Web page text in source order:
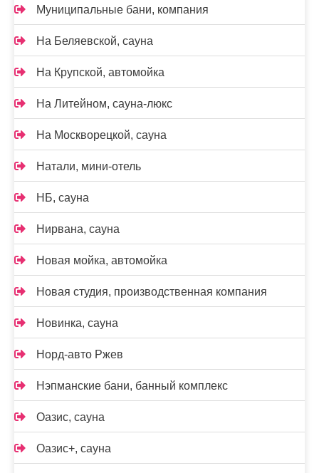
Муниципальные бани, компания
На Беляевской, сауна
На Крупской, автомойка
На Литейном, сауна-люкс
На Москворецкой, сауна
Натали, мини-отель
НБ, сауна
Нирвана, сауна
Новая мойка, автомойка
Новая студия, производственная компания
Новинка, сауна
Норд-авто Ржев
Нэпманские бани, банный комплекс
Оазис, сауна
Оазис+, сауна